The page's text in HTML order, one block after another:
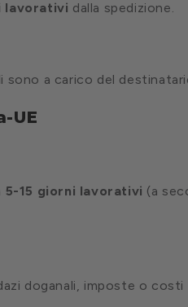
lavorativi dalla spedizione.
sono a carico del
UE
5-15 giorni lavorativi (a
doganali, imposte o costi